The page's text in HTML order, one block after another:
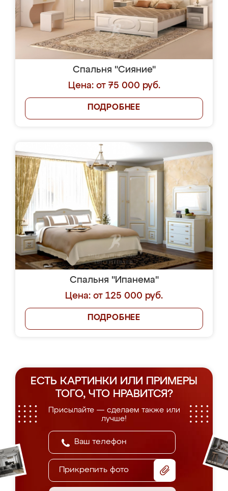
Спальня "Сияние"
Цена: от 75 000 руб.
ПОДРОБНЕЕ
Спальня "Ипанема"
Цена: от 125 000 руб.
ПОДРОБНЕЕ
ЕСТЬ КАРТИНКИ ИЛИ ПРИМЕРЫ
ТОГО, ЧТО НРАВИТСЯ?
Присылайте — сделаем также или
лучше!
Прикрепить фото